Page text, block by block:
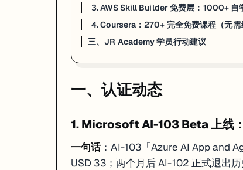
Phase 2 — Nanodegree（全额资助）
：Phase 1 成绩排名前
申请条件：年满 18 岁，
无编程或 AI 基础要求 ，全球开放报名。官
AWS Training Blog
4. Azure AZ-104 4 月 17 日更新：混合云管理与 AI 服务权
：AZ-104 Microsoft Azure Administrator 4 月 17 日小幅
这次不是换考试代码、不发 v2 版本，而是在现有 AZ-104 框架内
Azure Arc 混合云管理：跨本地 + 多云场景的统一资源治理
Azure Monitor 自动化 ：告警规则 + Action Group 的全流
3. AWS Skill Builder 免费层：1000+ 自
4. Coursera：270+ 完全免费课程（无需
三、JR Academy 学员行动建议
一、认证动态
1. Microsoft AI-103 Beta 上线
一句话：AI-103「Azure AI App and
USD 33；两个月后 AI-102 正式退出历